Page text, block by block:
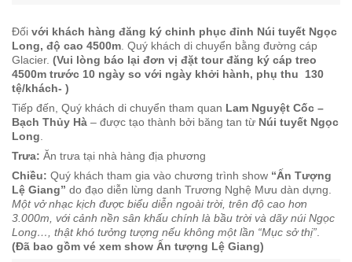
Đối với khách hàng đăng ký chinh phục đỉnh Núi tuyết Ngọc
Long, độ cao 4500m . Quý khách di chuyển bằng đường cáp
Glacier. (Vui lòng báo lại đơn vị đặt tour đăng ký cáp treo
4500m trước 10 ngày so với ngày khởi hành, phụ thu 130
tệ/khách- )
Tiếp đến, Quý khách di chuyển tham quan Lam Nguyệt Cốc –
Bạch Thủy Hà – được tạo thành bởi băng tan từ Núi tuyết Ngọc
Long
Trưa: Ăn trưa tại nhà hàng địa phương
Chiều: Quý khách tham gia vào chương trình show “Ấn Tượng
Lệ Giang” do đạo diễn lừng danh Trương Nghệ Mưu dàn dựng.
Một vở nhạc kịch được biểu diễn ngoài trời, trên độ cao hơn
3.000m, với cảnh nền sân khấu chính là bầu trời và dãy núi Ngọc
Long…, thật khó tưởng tượng nếu không một lần “Mục sở thị”.
(Đã bao gồm vé xem show Ấn tượng Lệ Giang)